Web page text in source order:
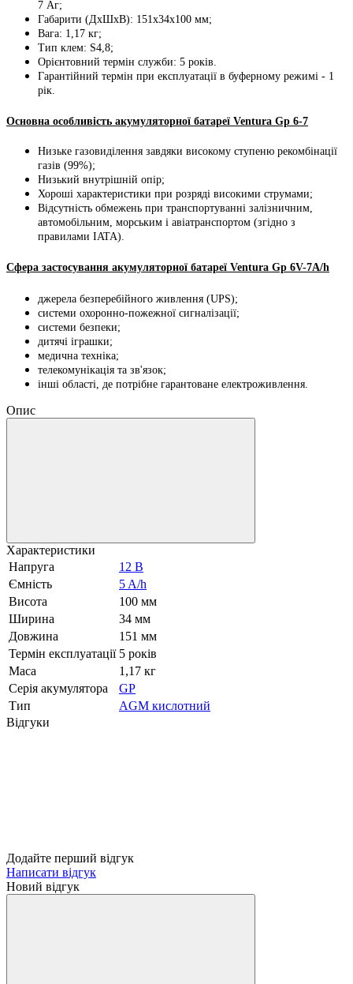
7 Aг;
Габарити (ДхШхВ): 151x34x100 мм;
Вага: 1,17 кг;
Тип клем: S4,8;
Орієнтовний термін служби: 5 років.
Гарантійний термін при експлуатації в буферному режимі - 1
рік.
Основна особливість акумуляторної батареї Ventura Gp 6-7
Низьке газовиділення завдяки високому ступеню рекомбінації
газів (99%);
Низький внутрішній опір;
Хороші характеристики при розряді високими струмами;
Відсутність обмежень при транспортуванні залізничним,
автомобільним, морським і авіатранспортом (згідно з
правилами IATA).
Сфера застосування акумуляторної батареї Ventura Gp 6V-7A/h
джерела безперебійного живлення (UPS);
системи охоронно-пожежної сигналізації;
системи безпеки;
дитячі іграшки;
медична техніка;
телекомунікація та зв'язок;
інші області, де потрібне гарантоване електроживлення.
Опис
Характеристики
Напруга
12 В
Ємність
5 A/h
Висота
100 мм
Ширина
34 мм
Довжина
151 мм
Термін експлуатації 5 років
Маса
1,17 кг
Серія акумулятора
GP
Тип
AGM кислотний
Відгуки
Додайте перший відгук
Написати відгук
Новий відгук